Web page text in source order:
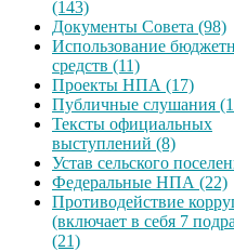
(143)
Документы Совета (98)
Использование
средств (11)
Проекты НПА (17)
Публичные слушания
Тексты официальных
выступлений (8)
Устав сельского
Федеральные НПА (22)
Противодействие
(включает в себя 7
(21)